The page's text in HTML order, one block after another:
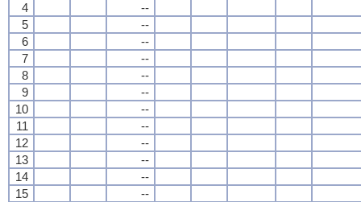
4
--
5
--
6
--
7
--
8
--
9
--
10
--
11
--
12
--
13
--
14
--
15
--